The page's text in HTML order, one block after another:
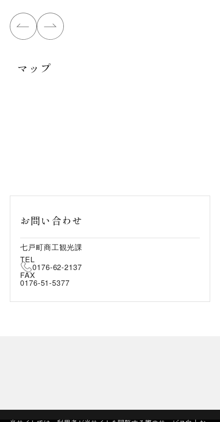
マップ
お問い合わせ
七戸町商工観光課
TEL
0176-62-2137
FAX
0176-51-5377